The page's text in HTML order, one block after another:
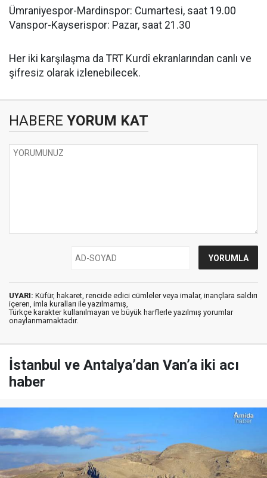
Ümraniyespor-Mardinspor: Cumartesi, saat 19.00
Vanspor-Kayserispor: Pazar, saat 21.30
Her iki karşılaşma da TRT Kurdî ekranlarından canlı ve
şifresiz olarak izlenebilecek.
HABERE YORUM KAT
UYARI: Küfür, hakaret, rencide edici cümleler veya imalar, inançlara saldırı
içeren, imla kuralları ile yazılmamış,
Türkçe karakter kullanılmayan ve büyük harflerle yazılmış yorumlar
onaylanmamaktadır.
İstanbul ve Antalya’dan Van’a iki acı
haber